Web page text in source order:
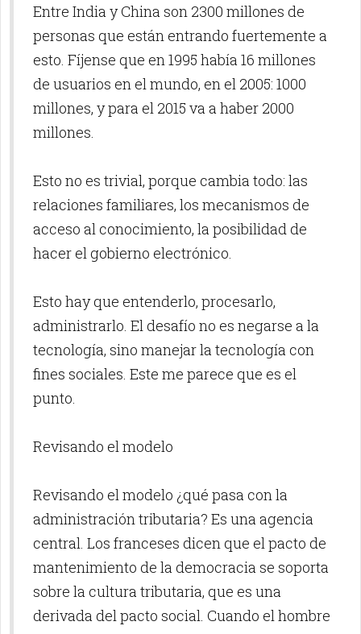
Entre India y China son 2300 millones de
personas que están entrando fuertemente a
esto. Fíjense que en 1995 había 16 millones
de usuarios en el mundo, en el 2005: 1000
millones, y para el 2015 va a haber 2000
millones.
Esto no es trivial, porque cambia todo: las
relaciones familiares, los mecanismos de
acceso al conocimiento, la posibilidad de
hacer el gobierno electrónico.
Esto hay que entenderlo, procesarlo,
administrarlo. El desafío no es negarse a la
tecnología, sino manejar la tecnología con
fines sociales. Este me parece que es el
punto.
Revisando el modelo
Revisando el modelo ¿qué pasa con la
administración tributaria? Es una agencia
central. Los franceses dicen que el pacto de
mantenimiento de la democracia se soporta
sobre la cultura tributaria, que es una
derivada del pacto social. Cuando el hombre